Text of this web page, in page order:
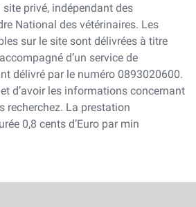
privé, indépendant des
National des vétérinaires. Les
sur le site sont délivrées à titre
d’un service de
délivré par le numéro 0893020600.
d’avoir les informations concernant
recherchez. La prestation
0,8 cents d’Euro par min